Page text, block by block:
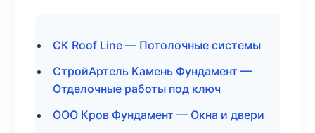
СК Roof Line — Потолочные системы
СтройАртель Камень Фундамент —
Отделочные работы под ключ
ООО Кров Фундамент — Окна и двери